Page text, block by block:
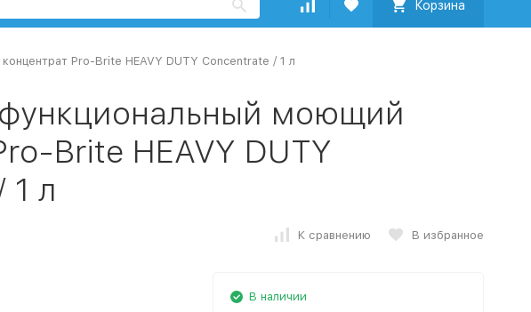
Корзина
Pro-Brite HEAVY DUTY Concentrate / 1 л
моющий
Brite HEAVY DUTY
1 л
К сравнению В избранное
В наличии